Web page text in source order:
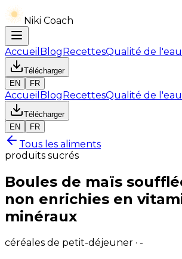
Niki Coach
Accueil BlogRecettesQualité de l'eau
Télécharger
EN
FR
Accueil BlogRecettesQualité de l'eau
Télécharger
EN
FR
Tous les aliments
produits sucrés
Boules de maïs
non enrichies en
minéraux
céréales de petit-déjeuner · -